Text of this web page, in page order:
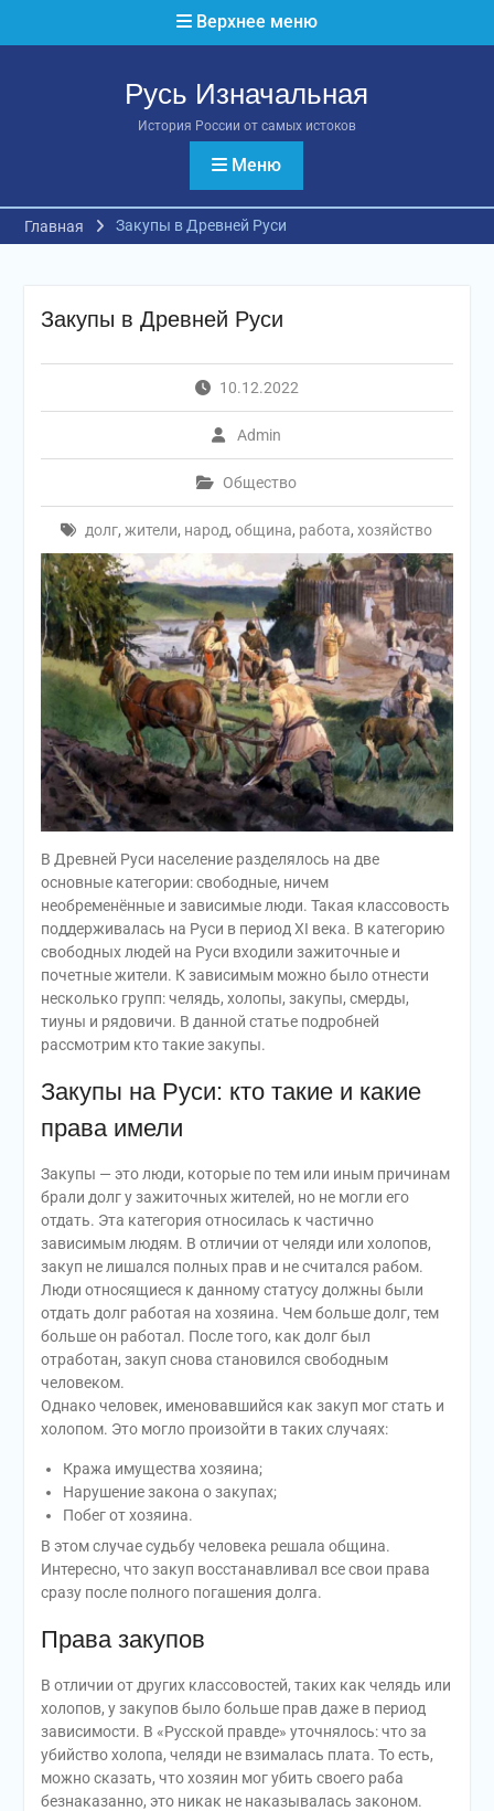
Верхнее меню
Русь Изначальная
История России от самых истоков
Меню
Главная Закупы в Древней Руси
Закупы в Древней Руси
10.12.2022
Admin
Общество
долг,жители, народ,община, работа,хозяйство
В Древней Руси население разделялось на две
основные категории: свободные, ничем
необременённые и зависимые люди. Такая классовость
поддерживалась на Руси в период XI века. В категорию
свободных людей на Руси входили зажиточные и
почетные жители. К зависимым можно было отнести
несколько групп: челядь, холопы, закупы, смерды,
тиуны и рядовичи. В данной статье подробней
рассмотрим кто такие закупы.
Закупы на Руси: кто такие и какие
права имели
Закупы — это люди, которые по тем или иным причинам
брали долг у зажиточных жителей, но не могли его
отдать. Эта категория относилась к частично
зависимым людям. В отличии от челяди или холопов,
закуп не лишался полных прав и не считался рабом.
Люди относящиеся к данному статусу должны были
отдать долг работая на хозяина. Чем больше долг, тем
больше он работал. После того, как долг был
отработан, закуп снова становился свободным
человеком.
Однако человек, именовавшийся как закуп мог стать и
холопом. Это могло произойти в таких случаях:
Кража имущества хозяина;
Нарушение закона о закупах;
Побег от хозяина.
В этом случае судьбу человека решала община.
Интересно, что закуп восстанавливал все свои права
сразу после полного погашения долга.
Права закупов
В отличии от других классовостей, таких как челядь или
холопов, у закупов было больше прав даже в период
зависимости. В «Русской правде» уточнялось: что за
убийство холопа, челяди не взималась плата. То есть,
можно сказать, что хозяин мог убить своего раба
безнаказанно, это никак не наказывалась законом.